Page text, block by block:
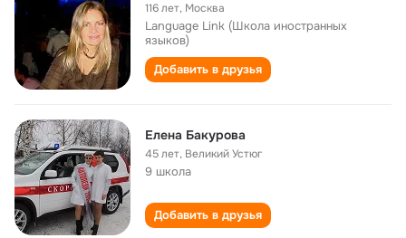
116 лет, Москва
Language Link (Школа иностранных
языков)
Добавить в друзья
Елена Бакурова
45 лет, Великий Устюг
9 школа
Добавить в друзья